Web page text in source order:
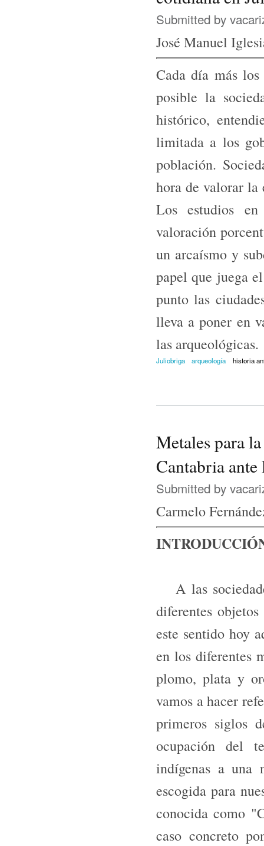
Submitted by
José Manuel
Cada día más
posible la
histórico,
limitada a los
población.
hora de valorar
Los estudios
valoración
un arcaísmo y
papel que juega
punto las
lleva a poner en
las arqueológicas.
Juliobriga arqueología historia
Metales para
Cantabria ante
Submitted by
Carmelo
A las
diferentes
este sentido hoy
en los diferentes
plomo, plata y
vamos a hacer
primeros siglos
ocupación del
indígenas a una
escogida para
conocida como
caso concreto